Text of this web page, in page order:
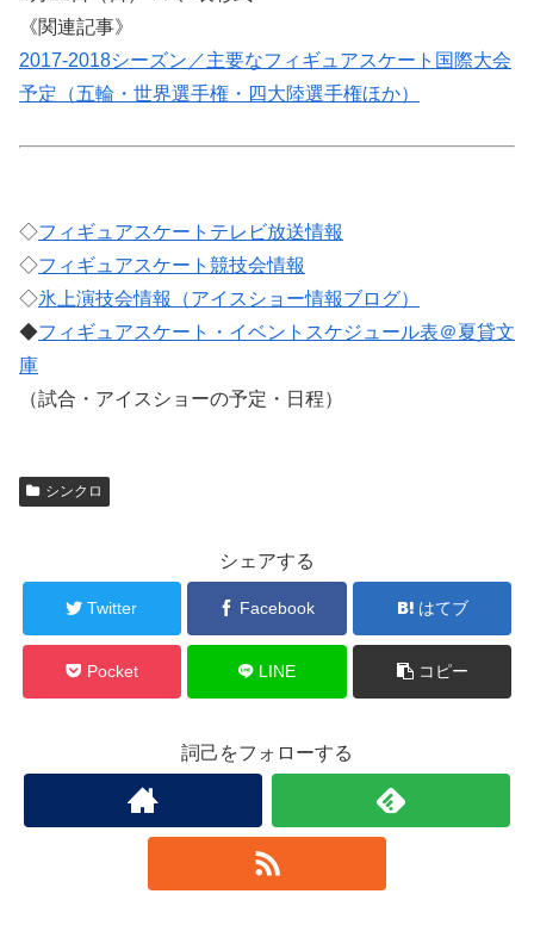
《関連記事》
2017-2018シーズン／主要なフィギュアスケート国際大会
予定（五輪・世界選手権・四大陸選手権ほか）
◇フィギュアスケートテレビ放送情報
◇フィギュアスケート競技会情報
◇氷上演技会情報（アイスショー情報ブログ）
◆フィギュアスケート・イベントスケジュール表＠夏貸文
庫
（試合・アイスショーの予定・日程）
シンクロ
シェアする
Twitter Facebook はてブ
Pocket LINE コピー
詞己をフォローする